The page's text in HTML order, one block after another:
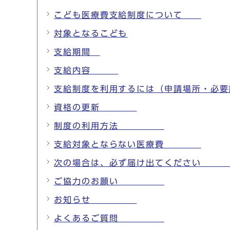
こども医療費支給制度について
対象となるこども
支給期間
支給内容
支給制度を利用するには（申請場所・
資格の更新
制度の利用方法
支給対象とならない医療費
次の場合は、必ず届け出てくだ
ご協力のお願い
お知らせ
よくあるご質問